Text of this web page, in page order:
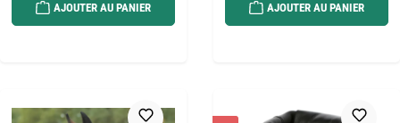
AJOUTER AU PANIER AJOUTER AU PANIER